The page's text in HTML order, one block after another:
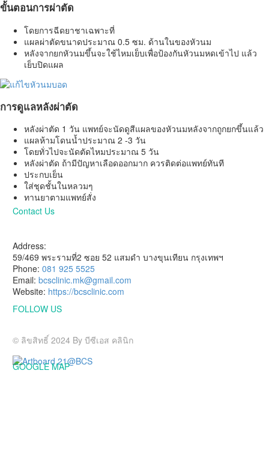
ขั้นตอนการผ่าตัด
โดยการฉีดยาชาเฉพาะที่
แผลผ่าตัดขนาดประมาณ 0.5 ซม. ด้านในของหัวนม
หลังจากยกหัวนมขึ้นจะใช้ไหมเย็บเพื่อป้องกันหัวนมหดเข้าไป แล้ว
เย็บปิดแผล
การดูแลหลังผ่าตัด
หลังผ่าตัด 1 วัน แพทย์จะนัดดูสีแผลของหัวนมหลังจากถูกยกขึ้นแล้ว
แผลห้ามโดนน้ำประมาณ 2 -3 วัน
โดยทั่วไปจะนัดตัดไหมประมาณ 5 วัน
หลังผ่าตัด ถ้ามีปัญหาเลือดออกมาก ควรติดต่อแพทย์ทันที
ประกบเย็น
ใส่ชุดชั้นในหลวมๆ
ทานยาตามแพทย์สั่ง
Contact Us
Address:
59/469 พระรามที่2 ซอย 52 แสมดำ บางขุนเทียน กรุงเทพฯ
Phone: 081 925 5525
Email: bcsclinic.mk@gmail.com
Website: https://bcsclinic.com
FOLLOW US
© ลิขสิทธิ์ 2024 By บีซีเอส คลินิก
GOOGLE MAP